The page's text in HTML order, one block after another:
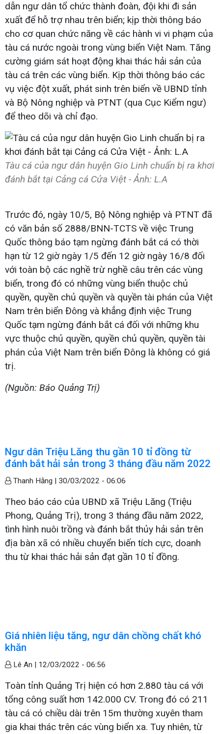
dẫn ngư dân tổ chức thành đoàn, đội khi đi sản
xuất để hỗ trợ nhau trên biển; kịp thời thông báo
cho cơ quan chức năng về các hành vi vi phạm của
tàu cá nước ngoài trong vùng biển Việt Nam. Tăng
cường giám sát hoạt động khai thác hải sản của
tàu cá trên các vùng biển. Kịp thời thông báo các
vụ việc đột xuất, phát sinh trên biển về UBND tỉnh
và Bộ Nông nghiệp và PTNT (qua Cục Kiểm ngư)
để theo dõi và chỉ đạo.
Tàu cá của ngư dân huyện Gio Linh chuẩn bị ra khơi
đánh bắt tại Cảng cá Cửa Việt - Ảnh: L.A
Trước đó, ngày 10/5, Bộ Nông nghiệp và PTNT đã
có văn bản số 2888/BNN-TCTS về việc Trung
Quốc thông báo tạm ngừng đánh bắt cá có thời
hạn từ 12 giờ ngày 1/5 đến 12 giờ ngày 16/8 đối
với toàn bộ các nghề trừ nghề câu trên các vùng
biển, trong đó có những vùng biển thuộc chủ
quyền, quyền chủ quyền và quyền tài phán của Việt
Nam trên biển Đông và khẳng định việc Trung
Quốc tạm ngừng đánh bắt cá đối với những khu
vực thuộc chủ quyền, quyền chủ quyền, quyền tài
phán của Việt Nam trên biển Đông là không có giá
trị.
(Nguồn: Báo Quảng Trị)
Ngư dân Triệu Lăng thu gần 10 tỉ đồng từ
đánh bắt hải sản trong 3 tháng đầu năm 2022
Thanh Hằng | 30/03/2022 - 06:06
Theo báo cáo của UBND xã Triệu Lăng (Triệu
Phong, Quảng Trị), trong 3 tháng đầu năm 2022,
tình hình nuôi trồng và đánh bắt thủy hải sản trên
địa bàn xã có nhiều chuyển biến tích cực, doanh
thu từ khai thác hải sản đạt gần 10 tỉ đồng.
Giá nhiên liệu tăng, ngư dân chồng chất khó
khăn
Lê An | 12/03/2022 - 06:56
Toàn tỉnh Quảng Trị hiện có hơn 2.880 tàu cá với
tổng công suất hơn 142.000 CV. Trong đó có 211
tàu cá có chiều dài trên 15m thường xuyên tham
gia khai thác trên các vùng biển xa. Tuy nhiên, từ